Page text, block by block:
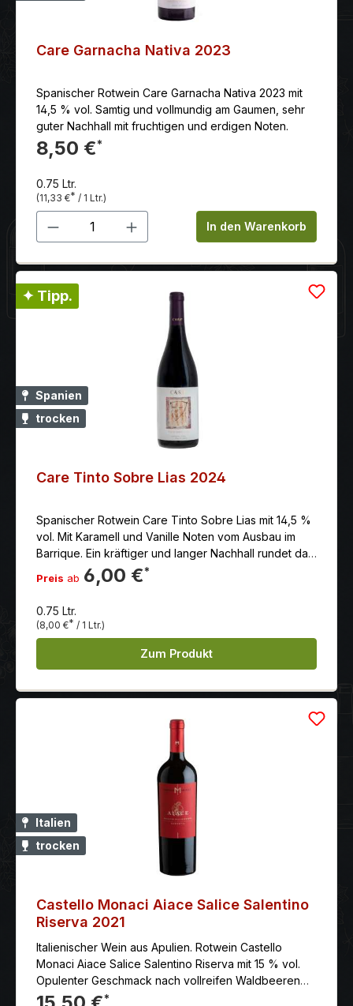
Care Garnacha Nativa 2023
Spanischer Rotwein Care Garnacha Nativa 2023 mit
14,5 % vol. Samtig und vollmundig am Gaumen, sehr
guter Nachhall mit fruchtigen und erdigen Noten.
8,50 €*
0.75 Ltr.
(11,33 €* / 1 Ltr.)
Produkt Anzahl: Gib denIn den Warenkorb
✦ Tipp.
Spanien
trocken
Care Tinto Sobre Lias 2024
Spanischer Rotwein Care Tinto Sobre Lias mit 14,5 %
vol. Mit Karamell und Vanille Noten vom Ausbau im
Barrique. Ein kräftiger und langer Nachhall rundet das
Ganze perfekt ab.
Preis ab 6,00 €*
0.75 Ltr.
(8,00 €* / 1 Ltr.)
Zum Produkt
Italien
trocken
Castello Monaci Aiace Salice Salentino
Riserva 2021
Italienischer Wein aus Apulien. Rotwein Castello
Monaci Aiace Salice Salentino Riserva mit 15 % vol.
Opulenter Geschmack nach vollreifen Waldbeeren
mit einem balsamischen und floralen Akzent.
*